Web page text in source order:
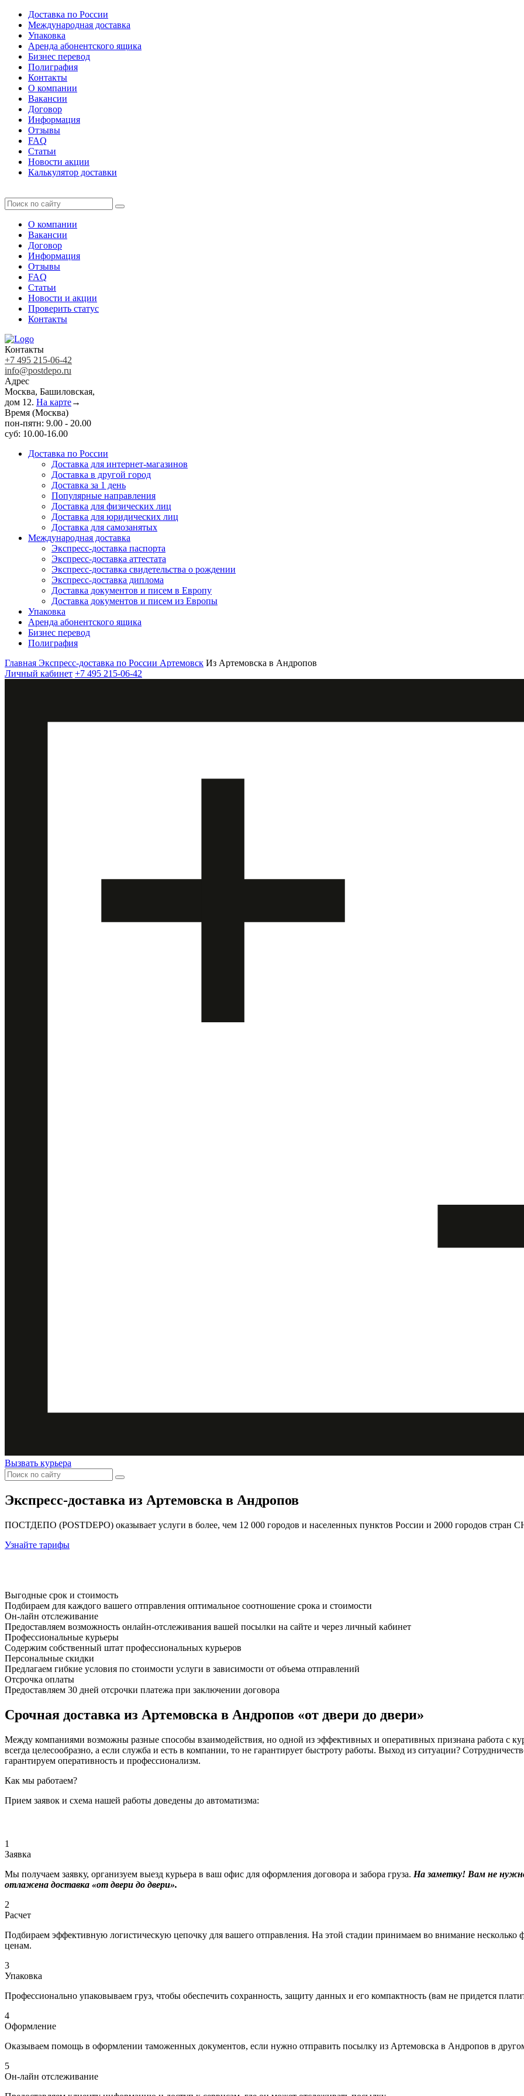
Доставка по России
Международная доставка
Упаковка
Аренда абонентского ящика
Бизнес перевод
Полиграфия
Контакты
О компании
Вакансии
Договор
Информация
Отзывы
FAQ
Статьи
Новости акции
Калькулятор доставки
О компании
Вакансии
Договор
Информация
Отзывы
FAQ
Статьи
Новости и акции
Проверить статус
Контакты
Контакты
+7 495 215-06-42
info@postdepo.ru
Адрес
Москва, Башиловская,
дом 12. На карте→
Время (Москва)
пон-пятн: 9.00 - 20.00
суб: 10.00-16.00
Доставка по России
Доставка для интернет-магазинов
Доставка в другой город
Доставка за 1 день
Популярные направления
Доставка для физических лиц
Доставка для юридических лиц
Доставка для самозанятых
Международная доставка
Экспресс-доставка паспорта
Экспресс-доставка аттестата
Экспресс-доставка свидетельства о рождении
Экспресс-доставка диплома
Доставка документов и писем в Европу
Доставка документов и писем из Европы
Упаковка
Аренда абонентского ящика
Бизнес перевод
Полиграфия
Главная Экспресс-доставка по России Артемовск Из Артемовска в Андропов
Личный кабинет +7 495 215-06-42
Вызвать курьера
Экспресс-доставка из Артемовска в Андропов
ПОСТДЕПО (POSTDEPO) оказывает услуги в более, чем 12 000 городов и населенных пунктов России и 2000 городов стран
Узнайте тарифы
Выгодные срок и стоимость
Подбираем для каждого вашего отправления оптимальное соотношение срока и стоимости
Он-лайн отслеживание
Предоставляем возможность онлайн-отслеживания вашей посылки на сайте и через личный кабинет
Профессиональные курьеры
Содержим собственный штат профессиональных курьеров
Персональные скидки
Предлагаем гибкие условия по стоимости услуги в зависимости от объема отправлений
Отсрочка оплаты
Предоставляем 30 дней отсрочки платежа при заключении договора
Срочная доставка из Артемовска в Андропов «от двери до двери»
Между компаниями возможны разные способы взаимодействия, но одной из эффективных и оперативных признана работа с
всегда целесообразно, а если служба и есть в компании, то не гарантирует быстроту работы. Выход из ситуации?
гарантируем оперативность и профессионализм.
Как мы работаем?
Прием заявок и схема нашей работы доведены до автоматизма:
1
Заявка
Мы получаем заявку, организуем выезд курьера в ваш офис для оформления договора и забора груза. На заметку! Вам не
отлажена доставка «от двери до двери».
2
Расчет
Подбираем эффективную логистическую цепочку для вашего отправления. На этой стадии принимаем во внимание несколько
ценам.
3
Упаковка
Профессионально упаковываем груз, чтобы обеспечить сохранность, защиту данных и его компактность (вам не придется
4
Оформление
Оказываем помощь в оформлении таможенных документов, если нужно отправить посылку из Артемовска в Андропов в другом
5
Он-лайн отслеживание